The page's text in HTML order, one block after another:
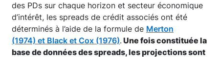
des PDs sur chaque horizon et secteur économique
d’intérêt, les spreads de crédit associés ont été
déterminés à l’aide de la formule de Merton
(1974) et Black et Cox (1976). Une fois constituée la
base de données des spreads, les projections sont